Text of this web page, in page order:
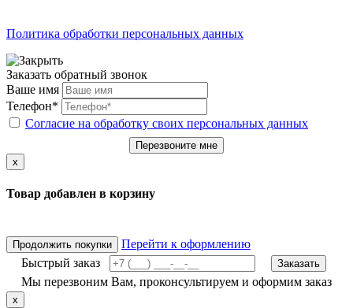
Политика обработки персональных данных
Заказать обратный звонок
Ваше имя
Телефон*
Согласие на обработку своих персональных данных
Перезвоните мне
x
Товар добавлен в корзину
Продолжить покупки
Перейти к оформлению
Быстрый заказ
Заказать
Мы перезвоним Вам, проконсультируем и оформим заказ
x